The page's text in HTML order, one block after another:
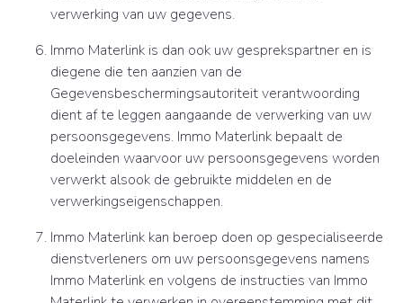
verwerking van uw gegevens.
Immo Materlink is dan ook uw gesprekspartner en is
diegene die ten aanzien van de
Gegevensbeschermingsautoriteit verantwoording
dient af te leggen aangaande de verwerking van uw
persoonsgegevens. Immo Materlink bepaalt de
doeleinden waarvoor uw persoonsgegevens worden
verwerkt alsook de gebruikte middelen en de
verwerkingseigenschappen.
Immo Materlink kan beroep doen op gespecialiseerde
dienstverleners om uw persoonsgegevens namens
Immo Materlink en volgens de instructies van Immo